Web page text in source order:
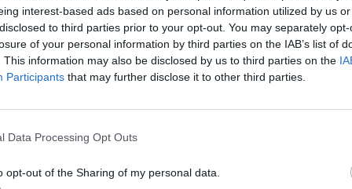
interest-based ads based on personal information utilized by us
to third parties prior to your opt-out. You may separately
of your personal information by third parties on the IAB’s list of
This information may also be disclosed by us to third parties on the
Participants that may further disclose it to other third parties.
Data Processing Opt Outs
opt-out of the Sharing of my personal data.
pētījums, cilvēki, kuri ēd ar taukvielām un
vairāk pieņemas svarā nekā tie, kuri uzņem tikpat
pārtiku.
pareizi.
skaistas figūras. Kā uzsver Loftone, rezultāts būs
un visām muskuļu grupām domātus